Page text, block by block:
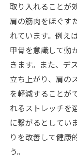
取り入れることが
肩の筋肉をほぐす
れています。例え
甲骨を意識して動
きます。また、デ
立ち上がり、肩の
を軽減することが
れるストレッチを
に繋がるとしてい
りを改善して健康
う。